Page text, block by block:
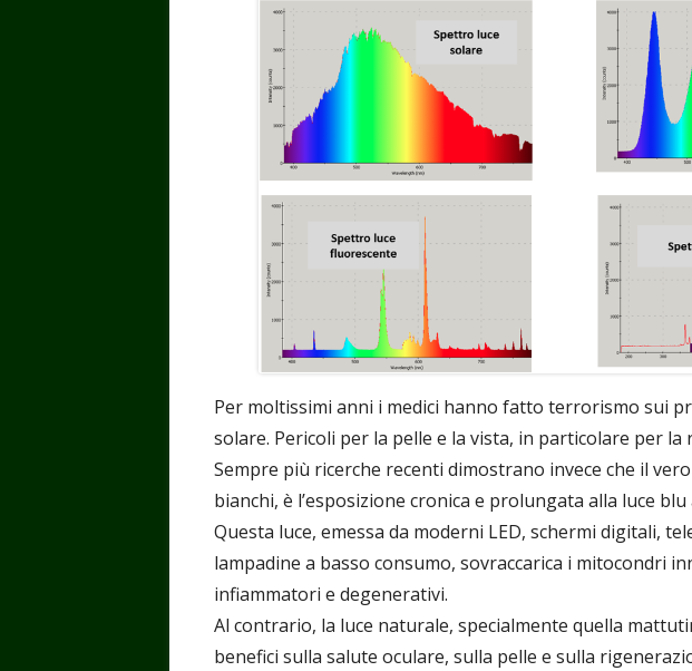
Per moltissimi anni i medici hanno fatto terrorismo sui
solare. Pericoli per la pelle e la vista, in particolare per la
Sempre più ricerche recenti dimostrano invece che il
bianchi, è l’esposizione cronica e prolungata alla luce blu
Questa luce, emessa da moderni LED, schermi digitali,
lampadine a basso consumo, sovraccarica i mitocondri
infiammatori e degenerativi.
Al contrario, la luce naturale, specialmente quella
benefici sulla salute oculare, sulla pelle e sulla